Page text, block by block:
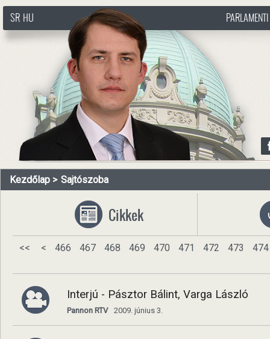
http://www.pasztorbalint.rs/hu
SR HU
Kezdőlap Sajtószoba
Cikkek
<< < 466 467 468 469 470 471 472 473 474
Interjú - Pásztor Bálint, Varga László
Pannon RTV 2009. június 3.